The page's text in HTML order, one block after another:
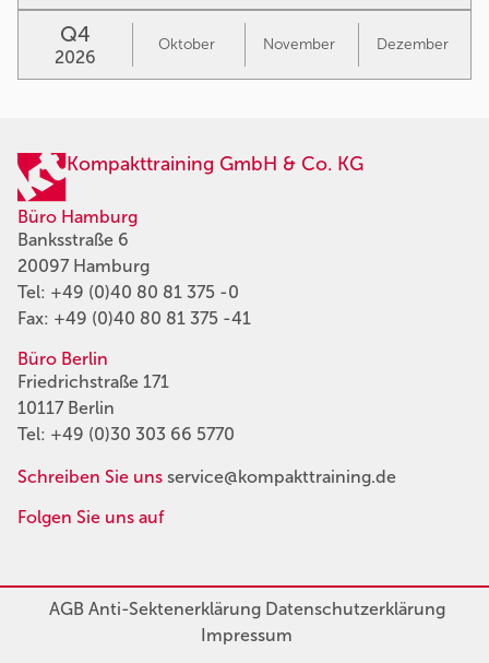
Q4
2026
Oktober November Dezember
Kompakttraining GmbH & Co. KG
Büro Hamburg
Banksstraße 6
20097 Hamburg
Tel: +49 (0)40 80 81 375 -0
Fax: +49 (0)40 80 81 375 -41
Büro Berlin
Friedrichstraße 171
10117 Berlin
Tel: +49 (0)30 303 66 5770
Schreiben Sie uns service@kompakttraining.de
Folgen Sie uns auf
AGBAnti-SektenerklärungDatenschutzerklärung
Impressum